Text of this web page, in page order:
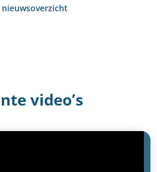
nieuwsoverzicht
video’s